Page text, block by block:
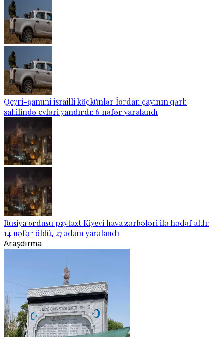
Qeyri-qanuni israilli köçkünlər İordan çayının qərb
sahilində evləri yandırdı: 6 nəfər yaralandı
Rusiya ordusu paytaxt Kiyevi hava zərbələri ilə hədəf aldı:
14 nəfər öldü, 27 adam yaralandı
Araşdırma